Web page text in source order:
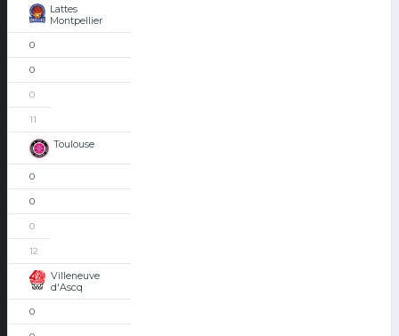
Lattes
Montpellier
0
0
0
11
Toulouse
0
0
0
12
Villeneuve
d'Ascq
0